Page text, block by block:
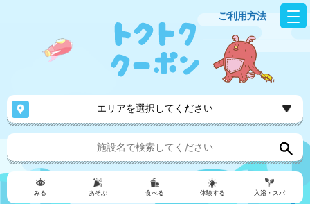
ご利用方法
エリアを選択してください
みる あそぶ 食べる 体験する 入浴・スパ